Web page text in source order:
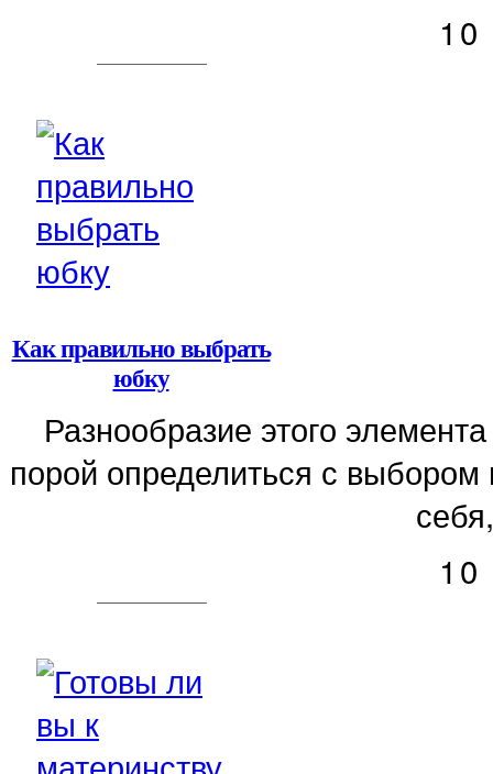
Как правильно выбрать
юбку
Разнообразие этого
порой определиться с